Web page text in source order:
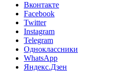
Вконтакте
Facebook
Twitter
Instagram
Telegram
Одноклассники
WhatsApp
Яндекс.Дзен